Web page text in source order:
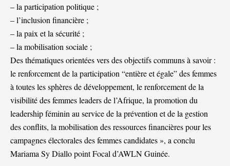
– la participation politique ;
– l’inclusion financière ;
– la paix et la sécurité ;
– la mobilisation sociale ;
Des thématiques orientées vers des objectifs communs à savoir :
le renforcement de la participation “entière et égale” des femmes
à toutes les sphères de développement, le renforcement de la
visibilité des femmes leaders de l’Afrique, la promotion du
leadership féminin au service de la prévention et de la gestion
des conflits, la mobilisation des ressources financières pour les
campagnes électorales des femmes candidates », a conclu
Mariama Sy Diallo point Focal d’AWLN Guinée.